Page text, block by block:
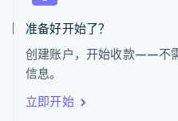
准备好开始了？
创建账户，开始收款——不
信息。
立即开始
泰国
ไทยEnglish
English
西班牙
Español
新加坡